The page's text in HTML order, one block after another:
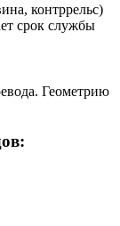
контррельс)
срок службы
Геометрию